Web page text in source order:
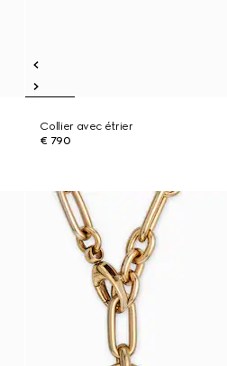
Collier avec étrier
€ 790